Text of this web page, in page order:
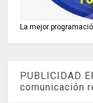
La mejor
PUBLICIDAD
comunicación